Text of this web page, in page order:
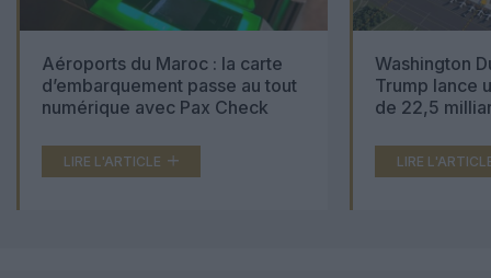
Aéroports du Maroc : la carte
d’embarquement passe au tout
numérique avec Pax Check
LIRE L'ARTICLE
Washington
Trump lance
de 22,5
LIRE